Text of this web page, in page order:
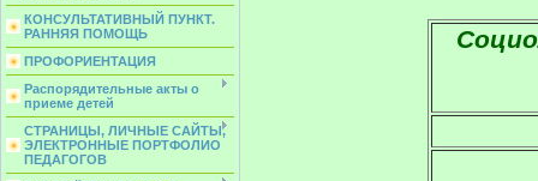
КОНСУЛЬТАТИВНЫЙ ПУНКТ.
РАННЯЯ ПОМОЩЬ
ПРОФОРИЕНТАЦИЯ
Распорядительные акты о
приеме детей
СТРАНИЦЫ, ЛИЧНЫЕ САЙТЫ,
ЭЛЕКТРОННЫЕ ПОРТФОЛИО
ПЕДАГОГОВ